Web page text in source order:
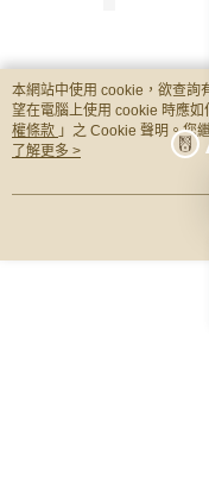
【HOUSUXI】歐拉夫-
刺繡保溫餐袋【5周年
慶↘三件75折】
NT$520
本網站中使用 cookie，欲查詢
望在電腦上使用 cookie 時應如
權條款 」之 Cookie 聲明。您
用條款之 Cookie 聲明使用
了解更多 >